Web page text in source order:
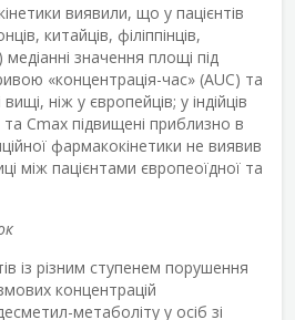
виявили, що у пацієнтів
китайців, філіппінців,
медіанні значення площі під
«концентрація-час» (AUC) та
ніж у європейців; у індійців
та Cmax підвищені приблизно в
фармакокінетики не виявив
між пацієнтами європеоїдної та
із різним ступенем порушення
концентрацій
метаболіту у осіб зі